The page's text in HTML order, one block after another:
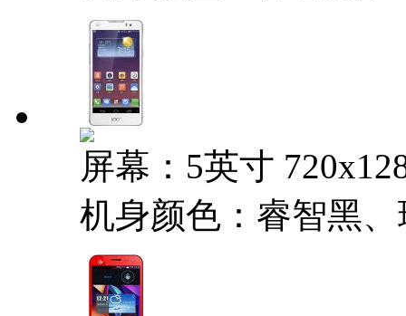
屏幕：5英寸
机身颜色：睿智黑